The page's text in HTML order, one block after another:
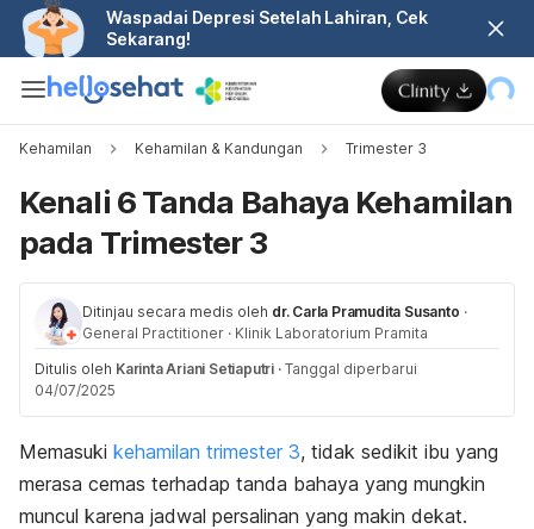
Waspadai Depresi Setelah Lahiran, Cek
Sekarang!
Kehamilan Kehamilan & Kandungan Trimester 3
Kenali 6 Tanda Bahaya Kehamilan
pada Trimester 3
Ditinjau secara medis oleh dr. Carla Pramudita Susanto ·
General Practitioner · Klinik Laboratorium Pramita
Ditulis oleh Karinta Ariani Setiaputri · Tanggal diperbarui
04/07/2025
Memasuki kehamilan trimester 3, tidak sedikit ibu yang
merasa cemas terhadap tanda bahaya yang mungkin
muncul karena jadwal persalinan yang makin dekat.